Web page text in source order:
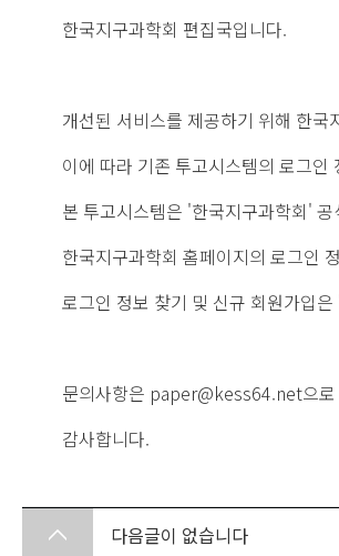
한국지구과학회 편집국입니다.
개선된 서비스를 제공하기 위해 한
이에 따라 기존 투고시스템의 로그인
본 투고시스템은 '한국지구과학회'
한국지구과학회 홈페이지의 로그인
로그인 정보 찾기 및 신규 회원가입
문의사항은 paper@kess64.net으
감사합니다.
다음글이 없습니다